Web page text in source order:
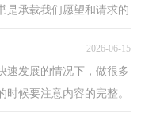
是承载我们愿望和请求的
2026-06-15
速发展的情况下，做很多
候要注意内容的完整。